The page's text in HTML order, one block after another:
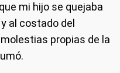
mi hijo se quejaba
al costado del
propias de la